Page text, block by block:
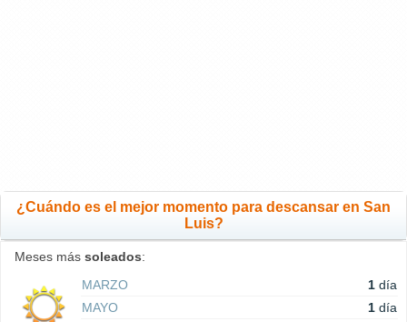
¿Cuándo es el mejor momento para descansar en San
Luis?
Meses más soleados:
MARZO
1 día
MAYO
1 día